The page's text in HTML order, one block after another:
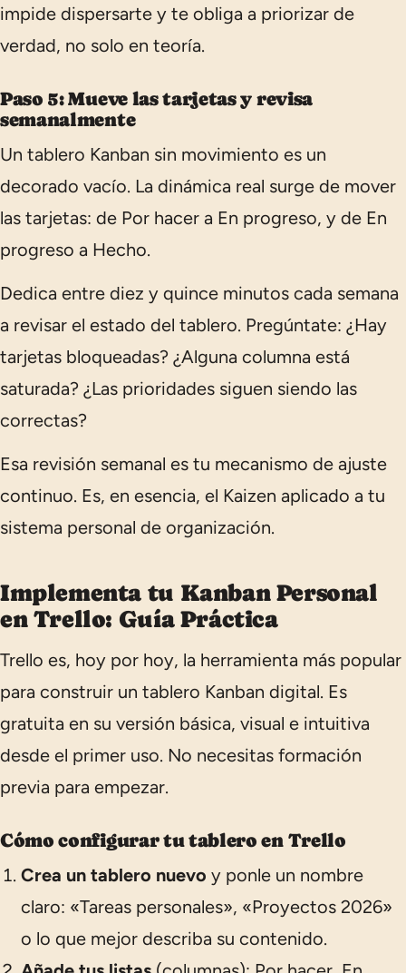
impide dispersarte y te obliga a priorizar de
verdad, no solo en teoría.
Paso 5: Mueve las tarjetas y revisa
semanalmente
Un tablero Kanban sin movimiento es un
decorado vacío. La dinámica real surge de mover
las tarjetas: de Por hacer a En progreso, y de En
progreso a Hecho.
Dedica entre diez y quince minutos cada semana
a revisar el estado del tablero. Pregúntate: ¿Hay
tarjetas bloqueadas? ¿Alguna columna está
saturada? ¿Las prioridades siguen siendo las
correctas?
Esa revisión semanal es tu mecanismo de ajuste
continuo. Es, en esencia, el Kaizen aplicado a tu
sistema personal de organización.
Implementa tu Kanban Personal
en Trello: Guía Práctica
Trello es, hoy por hoy, la herramienta más popular
para construir un tablero Kanban digital. Es
gratuita en su versión básica, visual e intuitiva
desde el primer uso. No necesitas formación
previa para empezar.
Cómo configurar tu tablero en Trello
Crea un tablero nuevo y ponle un nombre
claro: «Tareas personales», «Proyectos 2026»
o lo que mejor describa su contenido.